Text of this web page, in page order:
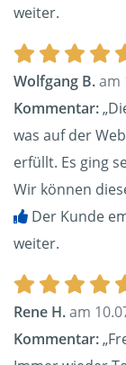
weiter.
Wolfgang B.am
Kommentar:
was auf der
erfüllt. Es ging
Wir können
Der Kunde
weiter.
Rene H.am
Kommentar: